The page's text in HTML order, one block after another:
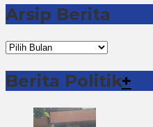
Arsip Berita
Arsip
Berita
Berita Politik+